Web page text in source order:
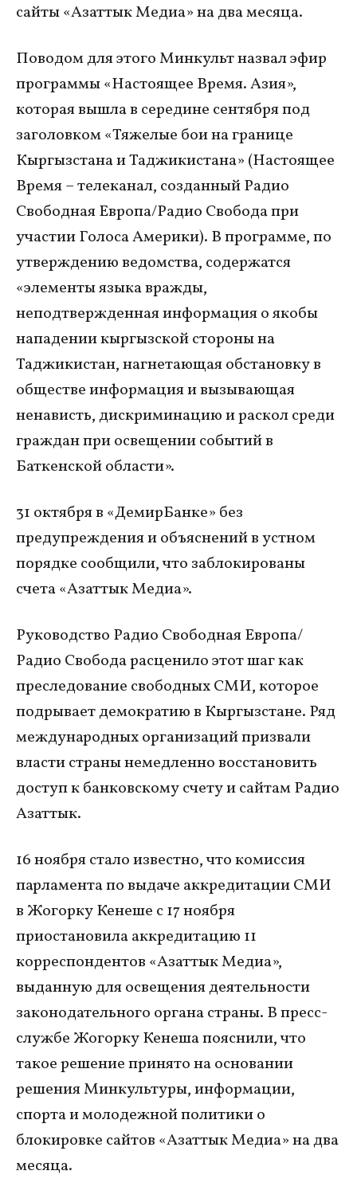
сайты «Азаттык Медиа» на два месяца.
Поводом для этого Минкульт назвал эфир
программы «Настоящее Время. Азия»,
которая вышла в середине сентября под
заголовком «Тяжелые бои на границе
Кыргызстана и Таджикистана» (Настоящее
Время – телеканал, созданный Радио
Свободная Европа/Радио Свобода при
участии Голоса Америки). В программе, по
утверждению ведомства, содержатся
«элементы языка вражды,
неподтвержденная информация о якобы
нападении кыргызской стороны на
Таджикистан, нагнетающая обстановку в
обществе информация и вызывающая
ненависть, дискриминацию и раскол среди
граждан при освещении событий в
Баткенской области».
31 октября в «ДемирБанке» без
предупреждения и объяснений в устном
порядке сообщили, что заблокированы
счета «Азаттык Медиа».
Руководство Радио Свободная Европа/
Радио Свобода расценило этот шаг как
преследование свободных СМИ, которое
подрывает демократию в Кыргызстане. Ряд
международных организаций призвали
власти страны немедленно восстановить
доступ к банковскому счету и сайтам Радио
Азаттык.
16 ноября стало известно, что комиссия
парламента по выдаче аккредитации СМИ
в Жогорку Кенеше с 17 ноября
приостановила аккредитацию 11
корреспондентов «Азаттык Медиа»,
выданную для освещения деятельности
законодательного органа страны. В пресс-
службе Жогорку Кенеша пояснили, что
такое решение принято на основании
решения Минкультуры, информации,
спорта и молодежной политики о
блокировке сайтов «Азаттык Медиа» на два
месяца.